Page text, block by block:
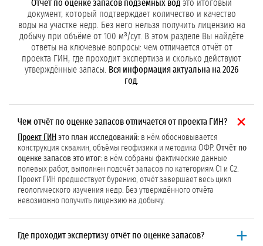
Отчёт по оценке запасов подземных вод это итоговый
документ, который подтверждает количество и качество
воды на участке недр. Без него нельзя получить лицензию на
добычу при объёме от 100 м³/сут. В этом разделе Вы найдёте
ответы на ключевые вопросы: чем отличается отчёт от
проекта ГИН, где проходит экспертиза и сколько действуют
утверждённые запасы. Вся информация актуальна на 2026
год
Чем отчёт по оценке запасов отличается от проекта ГИН?
Проект ГИН это план исследований: в нём обосновывается
конструкция скважин, объёмы геофизики и методика ОФР. Отчёт по
оценке запасов это итог: в нём собраны фактические данные
полевых работ, выполнен подсчёт запасов по категориям С1 и С2.
Проект ГИН предшествует бурению, отчёт завершает весь цикл
геологического изучения недр. Без утверждённого отчёта
невозможно получить лицензию на добычу.
Где проходит экспертизу отчёт по оценке запасов?